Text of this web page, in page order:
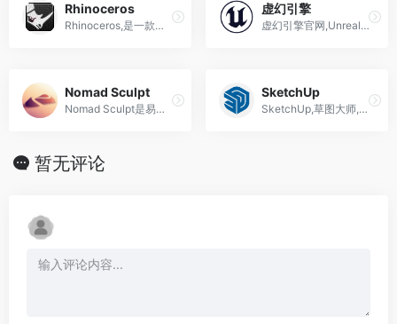
Rhinoceros
Rhinoceros,是一款运行在 Mac 平台上的高级建模软件，拥有着强大的 3D 建模设计功能
虚幻引擎
虚幻引擎官网,Unreal Engine,...
Nomad Sculpt
Nomad Sculpt是易于绘制和绘画的指尖雕刻和绘画神器APP具有超小内存和强大的功能，绘画功能
SketchUp
SketchUp,草图大师,全球最受欢迎的三维软件之一
暂无评论